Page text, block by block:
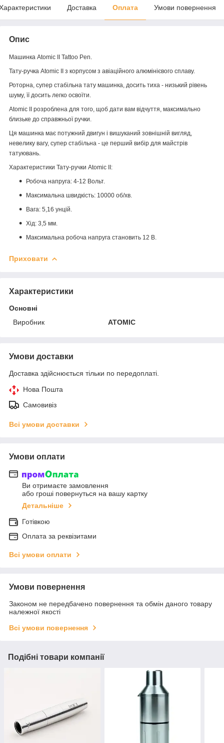
Доставка Оплата Умови повернення
Опис
Машинка Atomic II Tattoo Pen.
Тату-ручка Atomic II з корпусом з авіаційного алюмінієвого сплаву.
Роторна, супер стабільна тату машинка, досить тиха - низький рівень
шуму, її досить легко освоїти.
Atomic II розроблена для того, щоб дати вам відчуття, максимально
близьке до справжньої ручки.
Ця машинка має потужний двигун і вишуканий зовнішній вигляд,
невелику вагу, супер стабільна - це перший вибір для майстрів
татуювань.
Характеристики Тату-ручки Atomic II:
Робоча напруга: 4-12 Вольт.
Максимальна швидкість: 10000 об/хв.
Вага: 5,16 унцій.
Хід: 3,5 мм.
Максимальна робоча напруга становить 12 В.
Приховати
Характеристики
Основні
Виробник
ATOMIC
Умови доставки
Доставка здійснюється тільки по передоплаті.
Нова Пошта
Самовивіз
Всі умови доставки
Умови оплати
Ви отримаєте замовлення
або гроші повернуться на вашу картку
Детальніше
Готівкою
Оплата за реквізитами
Всі умови оплати
Умови повернення
Законом не передбачено повернення та обмін даного товару
належної якості
Всі умови повернення
Подібні товари компанії